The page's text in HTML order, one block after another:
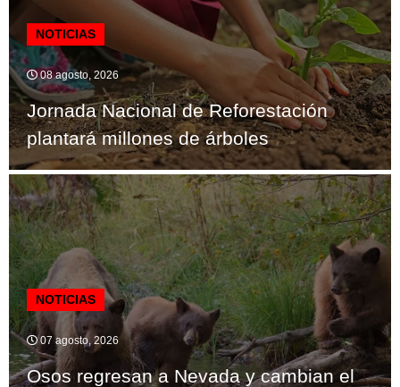
NOTICIAS
08 agosto, 2026
Jornada Nacional de Reforestación
plantará millones de árboles
NOTICIAS
07 agosto, 2026
Osos regresan a Nevada y cambian el